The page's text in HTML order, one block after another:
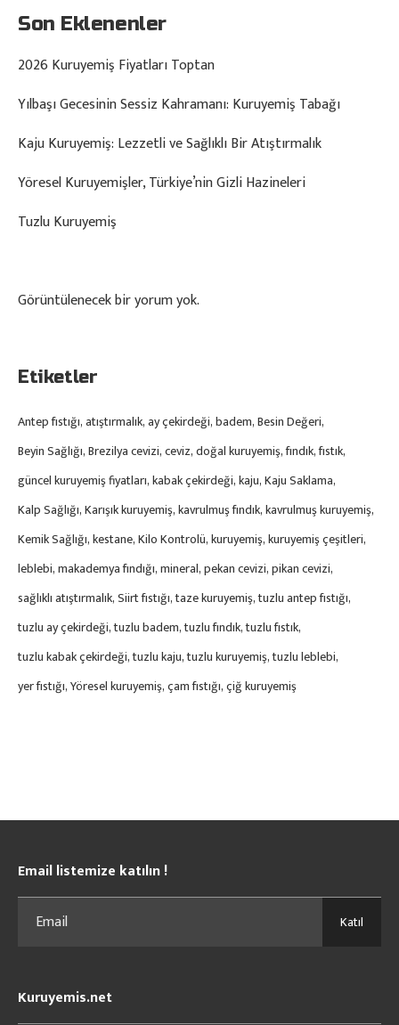
Son Eklenenler
2026 Kuruyemiş Fiyatları Toptan
Yılbaşı Gecesinin Sessiz Kahramanı: Kuruyemiş Tabağı
Kaju Kuruyemiş: Lezzetli ve Sağlıklı Bir Atıştırmalık
Yöresel Kuruyemişler, Türkiye’nin Gizli Hazineleri
Tuzlu Kuruyemiş
Görüntülenecek bir yorum yok.
Etiketler
Antep fıstığı atıştırmalık ay çekirdeği badem Besin Değeri
Beyin Sağlığı Brezilya cevizi ceviz doğal kuruyemiş fındık fıstık
güncel kuruyemiş fiyatları kabak çekirdeği kaju Kaju Saklama
Kalp Sağlığı Karışık kuruyemiş kavrulmuş fındık kavrulmuş kuruyemiş
Kemik Sağlığı kestane Kilo Kontrolü kuruyemiş kuruyemiş çeşitleri
leblebi makademya fındığı mineral pekan cevizi pikan cevizi
sağlıklı atıştırmalık Siirt fıstığı taze kuruyemiş tuzlu antep fıstığı
tuzlu ay çekirdeği tuzlu badem tuzlu fındık tuzlu fıstık
tuzlu kabak çekirdeği tuzlu kaju tuzlu kuruyemiş tuzlu leblebi
yer fıstığı Yöresel kuruyemiş çam fıstığı çiğ kuruyemiş
Email listemize katılın !
Katıl
Kuruyemis.net